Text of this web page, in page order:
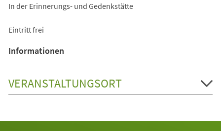
In der Erinnerungs- und Gedenkstätte
Eintritt frei
Informationen
VERANSTALTUNGSORT